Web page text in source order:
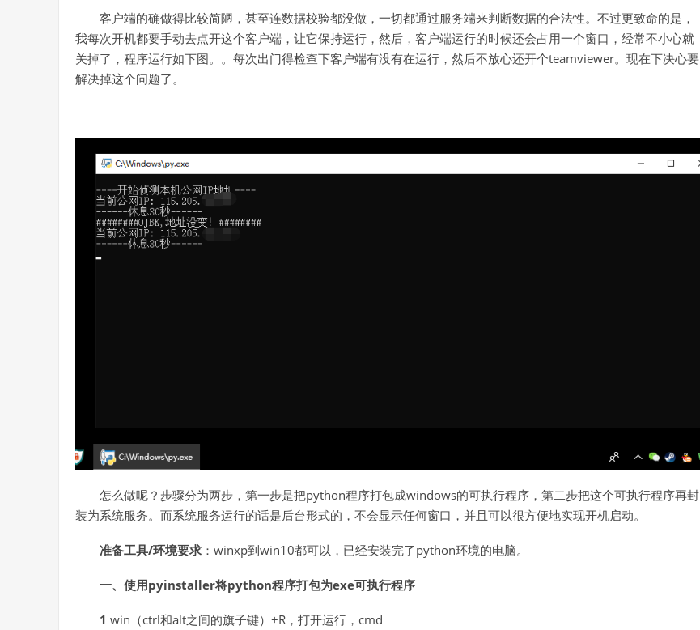
客户端的确做得比较简陋，甚至连数据校验都没做，一切都通过服务端来判断数据的合法性。不过更致命的是，
我每次开机都要手动去点开这个客户端，让它保持运行，然后，客户端运行的时候还会占用一个窗口，经常不小心就
关掉了，程序运行如下图。。每次出门得检查下客户端有没有在运行，然后不放心还开个teamviewer。现在下决心要
解决掉这个问题了。
怎么做呢？步骤分为两步，第一步是把python程序打包成windows的可执行程序，第二步把这个可执行程序再封
装为系统服务。而系统服务运行的话是后台形式的，不会显示任何窗口，并且可以很方便地实现开机启动。
准备工具/环境要求 ：winxp到win10都可以，已经安装完了python环境的电脑。
一、使用pyinstaller将python程序打包为exe可执行程序
1 win（ctrl和alt之间的旗子键）+R，打开运行，cmd